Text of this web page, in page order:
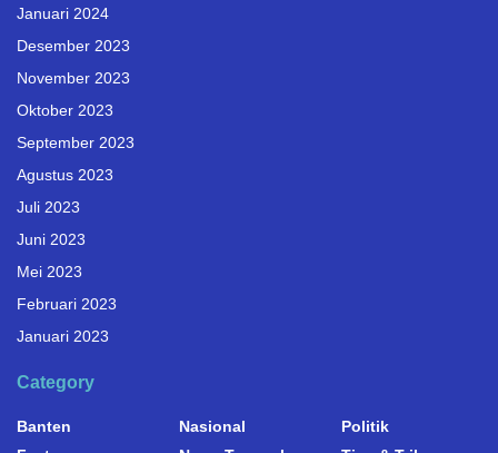
Januari 2024
Desember 2023
November 2023
Oktober 2023
September 2023
Agustus 2023
Juli 2023
Juni 2023
Mei 2023
Februari 2023
Januari 2023
Category
Banten
Nasional
Politik